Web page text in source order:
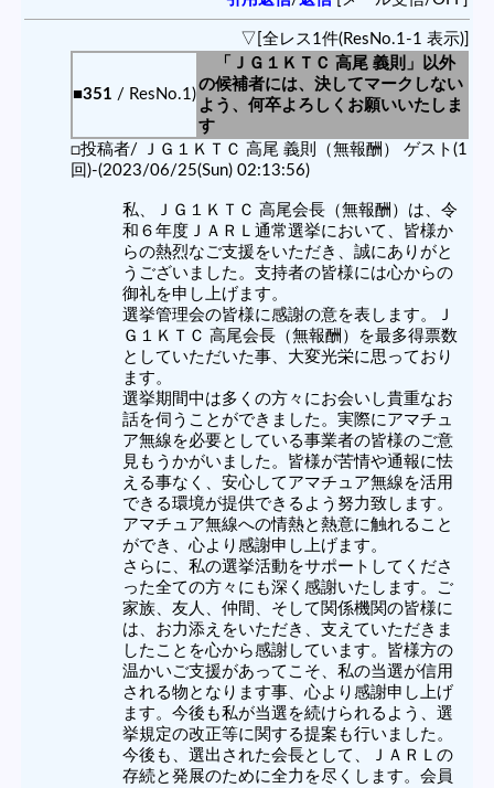
▽[全レス1件(ResNo.1-1 表示)]
■351 / ResNo.1)
「ＪＧ１ＫＴＣ 高尾 義則」以外
の候補者には、決してマークしない
よう、何卒よろしくお願いいたしま
す
□投稿者/ ＪＧ１ＫＴＣ 高尾 義則（無報酬） ゲスト(1
回)-(2023/06/25(Sun) 02:13:56)
私、ＪＧ１ＫＴＣ 高尾会長（無報酬）は、令
和６年度ＪＡＲＬ通常選挙において、皆様か
らの熱烈なご支援をいただき、誠にありがと
うございました。支持者の皆様には心からの
御礼を申し上げます。
選挙管理会の皆様に感謝の意を表します。Ｊ
Ｇ１ＫＴＣ 高尾会長（無報酬）を最多得票数
としていただいた事、大変光栄に思っており
ます。
選挙期間中は多くの方々にお会いし貴重なお
話を伺うことができました。実際にアマチュ
ア無線を必要としている事業者の皆様のご意
見もうかがいました。皆様が苦情や通報に怯
える事なく、安心してアマチュア無線を活用
できる環境が提供できるよう努力致します。
アマチュア無線への情熱と熱意に触れること
ができ、心より感謝申し上げます。
さらに、私の選挙活動をサポートしてくださ
った全ての方々にも深く感謝いたします。ご
家族、友人、仲間、そして関係機関の皆様に
は、お力添えをいただき、支えていただきま
したことを心から感謝しています。皆様方の
温かいご支援があってこそ、私の当選が信用
される物となります事、心より感謝申し上げ
ます。今後も私が当選を続けられるよう、選
挙規定の改正等に関する提案も行いました。
今後も、選出された会長として、ＪＡＲＬの
存続と発展のために全力を尽くします。会員